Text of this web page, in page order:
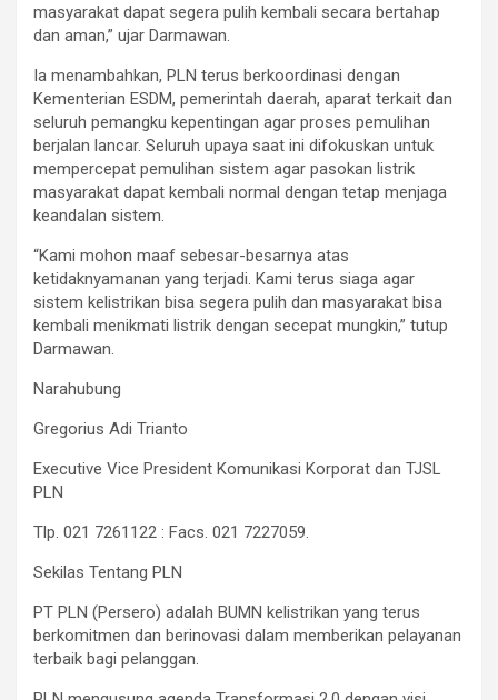
masyarakat dapat segera pulih kembali secara bertahap
dan aman,” ujar Darmawan.
Ia menambahkan, PLN terus berkoordinasi dengan
Kementerian ESDM, pemerintah daerah, aparat terkait dan
seluruh pemangku kepentingan agar proses pemulihan
berjalan lancar. Seluruh upaya saat ini difokuskan untuk
mempercepat pemulihan sistem agar pasokan listrik
masyarakat dapat kembali normal dengan tetap menjaga
keandalan sistem.
“Kami mohon maaf sebesar-besarnya atas
ketidaknyamanan yang terjadi. Kami terus siaga agar
sistem kelistrikan bisa segera pulih dan masyarakat bisa
kembali menikmati listrik dengan secepat mungkin,” tutup
Darmawan.
Narahubung
Gregorius Adi Trianto
Executive Vice President Komunikasi Korporat dan TJSL
PLN
Tlp. 021 7261122 : Facs. 021 7227059.
Sekilas Tentang PLN
PT PLN (Persero) adalah BUMN kelistrikan yang terus
berkomitmen dan berinovasi dalam memberikan pelayanan
terbaik bagi pelanggan.